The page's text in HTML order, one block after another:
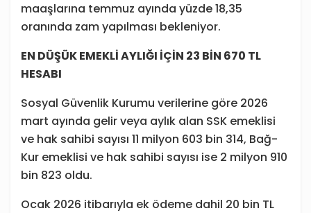
maaşlarına temmuz ayında yüzde 18,35
oranında zam yapılması bekleniyor.
EN DÜŞÜK EMEKLİ AYLIĞI İÇİN 23 BİN 670 TL
HESABI
Sosyal Güvenlik Kurumu verilerine göre 2026
mart ayında gelir veya aylık alan SSK emeklisi
ve hak sahibi sayısı 11 milyon 603 bin 314, Bağ-
Kur emeklisi ve hak sahibi sayısı ise 2 milyon 910
bin 823 oldu.
Ocak 2026 itibarıyla ek ödeme dahil 20 bin TL